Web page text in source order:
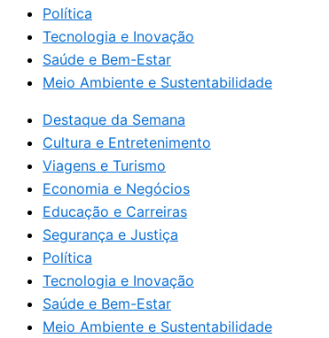
Política
Tecnologia e Inovação
Saúde e Bem-Estar
Meio Ambiente e Sustentabilidade
Destaque da Semana
Cultura e Entretenimento
Viagens e Turismo
Economia e Negócios
Educação e Carreiras
Segurança e Justiça
Política
Tecnologia e Inovação
Saúde e Bem-Estar
Meio Ambiente e Sustentabilidade